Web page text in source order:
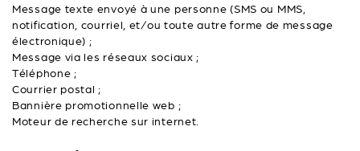
Message texte envoyé à une personne (SMS ou MMS,
notification, courriel, et/ou toute autre forme de message
électronique) ;
Message via les réseaux sociaux ;
Téléphone ;
Courrier postal ;
Bannière promotionnelle web ;
Moteur de recherche sur internet.